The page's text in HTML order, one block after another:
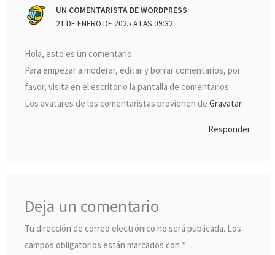
UN COMENTARISTA DE WORDPRESS
21 DE ENERO DE 2025 A LAS 09:32
Hola, esto es un comentario.
Para empezar a moderar, editar y borrar comentarios, por
favor, visita en el escritorio la pantalla de comentarios.
Los avatares de los comentaristas provienen deGravatar.
Responder
Deja un comentario
Tu dirección de correo electrónico no será publicada. Los
campos obligatorios están marcados con *